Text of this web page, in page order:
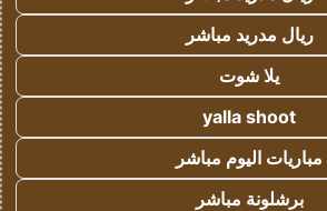
ريال مدريد مباشر
يلا شوت
yalla shoot
مباريات اليوم مباشر
برشلونة مباشر